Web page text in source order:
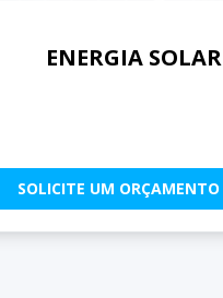
ENERGIA SOLAR
SOLICITE UM ORÇAMENTO